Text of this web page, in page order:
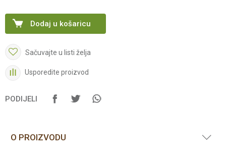
Dodaj u košaricu
Sačuvajte u listi želja
Usporedite proizvod
PODIJELI
O PROIZVODU